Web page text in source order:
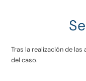
Tras la realización de
del caso.